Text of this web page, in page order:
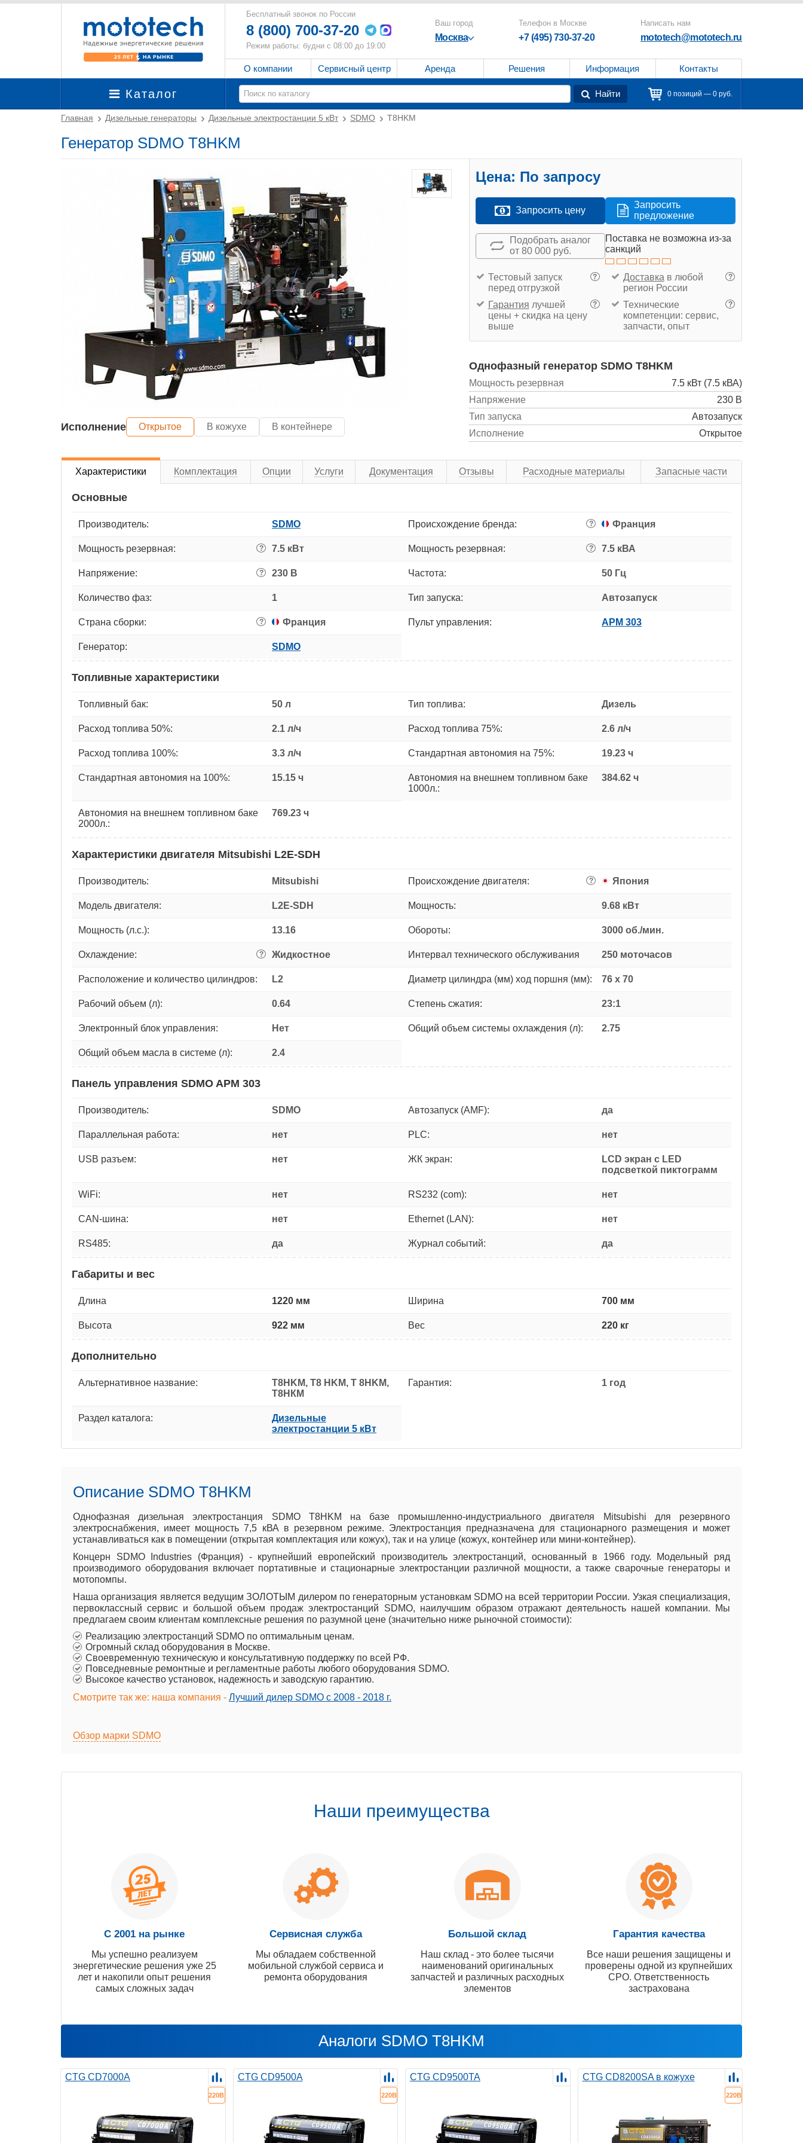
Бесплатный звонок по России
8 (800) 700-37-20
Режим работы: будни с 08:00 до 19:00
Ваш город
Москва
Телефон в Москве
+7 (495) 730-37-20
Написать нам
mototech@mototech.ru
О компании Сервисный центр Аренда Решения Информация Контакты
Каталог Найти 0 позиций — 0 руб.
Главная Дизельные генераторы Дизельные электростанции 5 кВт SDMO T8HKM
Генератор SDMO T8HKM
Исполнение Открытое В кожухе В контейнере
Цена: По запросу
Запросить цену
Запросить
предложение
Подобрать аналог
от 80 000 руб.
Поставка не возможна из-за
санкций
?
Тестовый запуск
перед отгрузкой
?
Доставка в любой
регион России
?
Гарантия лучшей
цены + скидка на цену
выше
?
Технические
компетенции: сервис,
запчасти, опыт
Однофазный генератор SDMO T8HKM
Мощность резервная
7.5 кВт (7.5 кВА)
Напряжение
230 В
Тип запуска
Автозапуск
Исполнение
Открытое
Характеристики Комплектация Опции Услуги Документация Отзывы Расходные материалы Запасные части
Основные
Производитель: SDMO Происхождение бренда: ? Франция
Мощность резервная: ? 7.5 кВт Мощность резервная: ? 7.5 кВА
Напряжение: ? 230 В Частота: 50 Гц
Количество фаз: 1 Тип запуска: Автозапуск
Страна сборки: ? Франция Пульт управления: APM 303
Генератор: SDMO
Топливные характеристики
Топливный бак: 50 л Тип топлива: Дизель
Расход топлива 50%: 2.1 л/ч Расход топлива 75%: 2.6 л/ч
Расход топлива 100%: 3.3 л/ч Стандартная автономия на 75%: 19.23 ч
Стандартная автономия на 100%: 15.15 ч
Автономия на внешнем топливном баке
1000л.:
384.62 ч
Автономия на внешнем топливном баке
2000л.:
769.23 ч
Характеристики двигателя Mitsubishi L2E-SDH
Производитель: Mitsubishi Происхождение двигателя: ? Япония
Модель двигателя: L2E-SDH Мощность: 9.68 кВт
Мощность (л.с.): 13.16 Обороты: 3000 об./мин.
Охлаждение: ? Жидкостное Интервал технического обслуживания 250 моточасов
Расположение и количество цилиндров: L2 Диаметр цилиндра (мм) ход поршня (мм): 76 x 70
Рабочий объем (л): 0.64 Степень сжатия: 23:1
Электронный блок управления: Нет Общий объем системы охлаждения (л): 2.75
Общий объем масла в системе (л): 2.4
Панель управления SDMO APM 303
Производитель: SDMO Автозапуск (AMF): да
Параллельная работа: нет PLC: нет
USB разъем: нет ЖК экран:
LCD экран с LED
подсветкой пиктограмм
WiFi: нет RS232 (com): нет
CAN-шина: нет Ethernet (LAN): нет
RS485: да Журнал событий: да
Габариты и вес
Длина 1220 мм Ширина 700 мм
Высота 922 мм Вес 220 кг
Дополнительно
Альтернативное название:
T8HKM, T8 HKM, T 8HKM,
Т8НКМ
Гарантия: 1 год
Раздел каталога:
Дизельные
электростанции 5 кВт
Описание SDMO T8HKM
Однофазная дизельная электростанция SDMO T8HKM на базе промышленно-индустриального двигателя Mitsubishi для резервного
электроснабжения, имеет мощность 7,5 кВА в резервном режиме. Электростанция предназначена для стационарного размещения и может
устанавливаться как в помещении (открытая комплектация или кожух), так и на улице (кожух, контейнер или мини-контейнер).
Концерн SDMO Industries (Франция) - крупнейший европейский производитель электростанций, основанный в 1966 году. Модельный ряд
производимого оборудования включает портативные и стационарные электростанции различной мощности, а также сварочные генераторы и
мотопомпы.
Наша организация является ведущим ЗОЛОТЫМ дилером по генераторным установкам SDMO на всей территории России. Узкая специализация,
первоклассный сервис и большой объем продаж электростанций SDMO, наилучшим образом отражают деятельность нашей компании. Мы
предлагаем своим клиентам комплексные решения по разумной цене (значительно ниже рыночной стоимости):
Реализацию электростанций SDMO по оптимальным ценам.
Огромный склад оборудования в Москве.
Своевременную техническую и консультативную поддержку по всей РФ.
Повседневные ремонтные и регламентные работы любого оборудования SDMO.
Высокое качество установок, надежность и заводскую гарантию.
Смотрите так же: наша компания - Лучший дилер SDMO с 2008 - 2018 г.
Обзор марки SDMO
Наши преимущества
С 2001 на рынке
Мы успешно реализуем
энергетические решения уже 25
лет и накопили опыт решения
самых сложных задач
Сервисная служба
Мы обладаем собственной
мобильной службой сервиса и
ремонта оборудования
Большой склад
Наш склад - это более тысячи
наименований оригинальных
запчастей и различных расходных
элементов
Гарантия качества
Все наши решения защищены и
проверены одной из крупнейших
СРО. Ответственность
застрахована
Аналоги SDMO T8HKM
CTG CD7000A
220В
CTG CD9500A
220В
CTG CD9500TA CTG CD8200SA в кожухе
220В